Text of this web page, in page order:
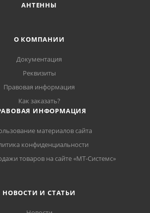
АНТЕННЫ
О КОМПАНИИ
Документация
Реквизиты
Правовая информация
Как заказать?
ИНФОРМАЦИЯ
материалов сайта
конфиденциальности
товаров на сайте «МТ-Системс»
НОВОСТИ И СТАТЬИ